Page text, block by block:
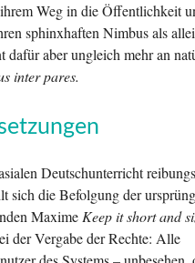
Weg in die Öffentlichkeit
sphinxhaften Nimbus als
aber ungleich mehr an
inter pares.
Deutschunterricht
sich die Befolgung der
Maxime Keep it short and
der Vergabe der Rechte: Alle